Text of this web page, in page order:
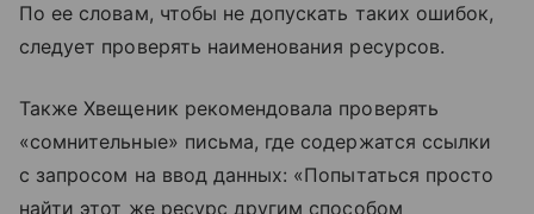
По ее словам, чтобы не допускать таких ошибок,
следует проверять наименования ресурсов.
Также Хвещеник рекомендовала проверять
«сомнительные» письма, где содержатся ссылки
с запросом на ввод данных: «Попытаться просто
найти этот же ресурс другим способом